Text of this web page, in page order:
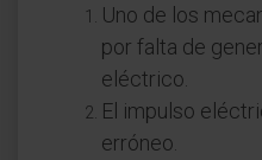
Uno de los
por falta de
eléctrico.
El impulso
erróneo.